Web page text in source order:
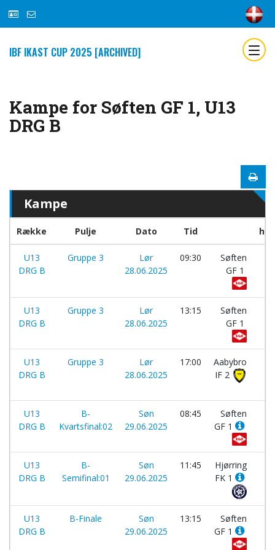
IBF IKAST CUP 2025 [ARCHIVED]
Kampe for Søften GF 1, U13
DRG B
Kampe
Række Pulje Dato Tid
U13
DRG B
Gruppe 3
Lør
28.06.2025
09:30
Søften
GF 1
U13
DRG B
Gruppe 3
Lør
28.06.2025
13:15
Søften
GF 1
U13
DRG B
Gruppe 3
Lør
28.06.2025
17:00
Aabybro
IF 2
U13
DRG B
B-
Kvartsfinal:02
Søn
29.06.2025
08:45
Søften
GF 1
U13
DRG B
B-
Semifinal:01
Søn
29.06.2025
11:45
Hjørring
FK 1
U13
DRG B
B-Finale
Søn
29.06.2025
13:15
Søften
GF 1